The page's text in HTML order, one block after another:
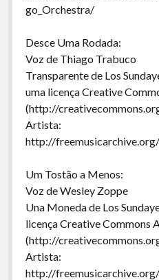
go_Orchestra/
Desce Uma Rodada:
Voz de Thiago Trabuco
Transparente de Los
uma licença Creative
(http://
Artista:
http://
Um Tostão a Menos:
Voz de Wesley Zoppe
Una Moneda de Los
licença Creative Commons
(http://
Artista:
http://